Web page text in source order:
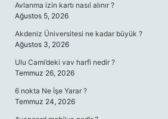
Avlanma izin kartı nasıl alınır ?
Ağustos 5, 2026
Akdeniz Üniversitesi ne kadar büyük ?
Ağustos 3, 2026
Ulu Cami’deki vav harfi nedir ?
Temmuz 26, 2026
6 nokta Ne İşe Yarar ?
Temmuz 24, 2026